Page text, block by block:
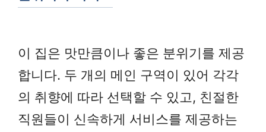
이 집은 맛만큼이나 좋은 분위기를 제공
합니다. 두 개의 메인 구역이 있어 각각
의 취향에 따라 선택할 수 있고, 친절한
직원들이 신속하게 서비스를 제공하는